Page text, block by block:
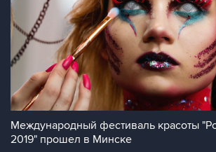
Международный фестиваль красоты
2019" прошел в Минске